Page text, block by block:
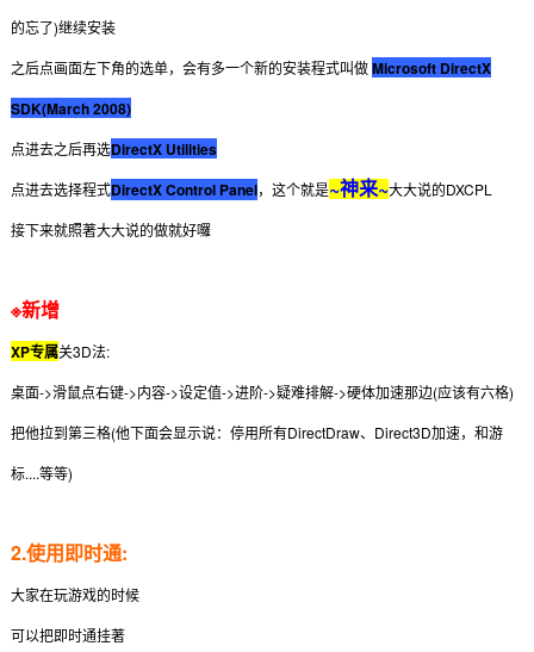
的忘了)继续安装
之后点画面左下角的选单，会有多一个新的安装程式叫做Microsoft DirectX
SDK(March 2008)
点进去之后再选DirectX Utilities
点进去选择程式DirectX Control Panel，这个就是~神来~大大说的DXCPL
接下来就照著大大说的做就好囉
※新增
XP专属关3D法:
桌面->滑鼠点右键->内容->设定值->进阶->疑难排解->硬体加速那边(应该有六格)
把他拉到第三格(他下面会显示说： 停用所有DirectDraw、Direct3D加速，和游
标....等等)
2.使用即时通:
大家在玩游戏的时候
可以把即时通挂著